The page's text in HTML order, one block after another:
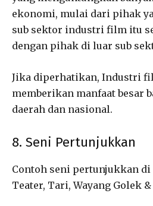
ekonomi, mulai dari pihak
sub sektor industri film itu
dengan pihak di luar sub
Jika diperhatikan, Industri
memberikan manfaat besar
daerah dan nasional.
8. Seni Pertunjukkan
Contoh seni pertunjukkan di
Teater, Tari, Wayang Golek